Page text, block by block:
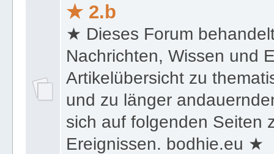
★ 2.b
★ Dieses Forum
Nachrichten, Wissen und
Artikelübersicht zu
und zu länger
sich auf folgenden Seiten
Ereignissen. bodhie.eu ★